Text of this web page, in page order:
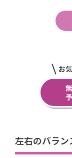
お
左右のバラン